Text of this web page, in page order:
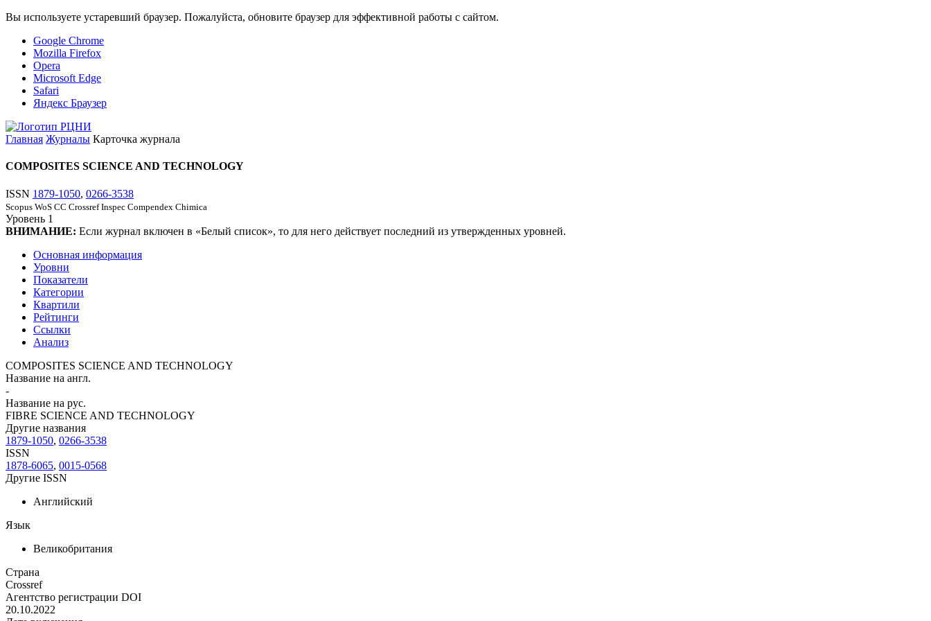
Вы используете устаревший браузер. Пожалуйста, обновите браузер для эффективной работы с сайтом.
Google Chrome
Mozilla Firefox
Opera
Microsoft Edge
Safari
Яндекс Браузер
Главная Журналы Карточка журнала
COMPOSITES SCIENCE AND TECHNOLOGY
ISSN 1879-1050, 0266-3538
Scopus WoS CC Crossref Inspec Compendex Chimica
Уровень 1
ВНИМАНИЕ: Если журнал включен в «Белый список», то для него действует последний из утвержденных уровней.
Основная информация
Уровни
Показатели
Категории
Квартили
Рейтинги
Ссылки
Анализ
COMPOSITES SCIENCE AND TECHNOLOGY
Название на англ.
-
Название на рус.
FIBRE SCIENCE AND TECHNOLOGY
Другие названия
1879-1050, 0266-3538
ISSN
1878-6065, 0015-0568
Другие ISSN
Английский
Язык
Великобритания
Страна
Crossref
Агентство регистрации DOI
20.10.2022